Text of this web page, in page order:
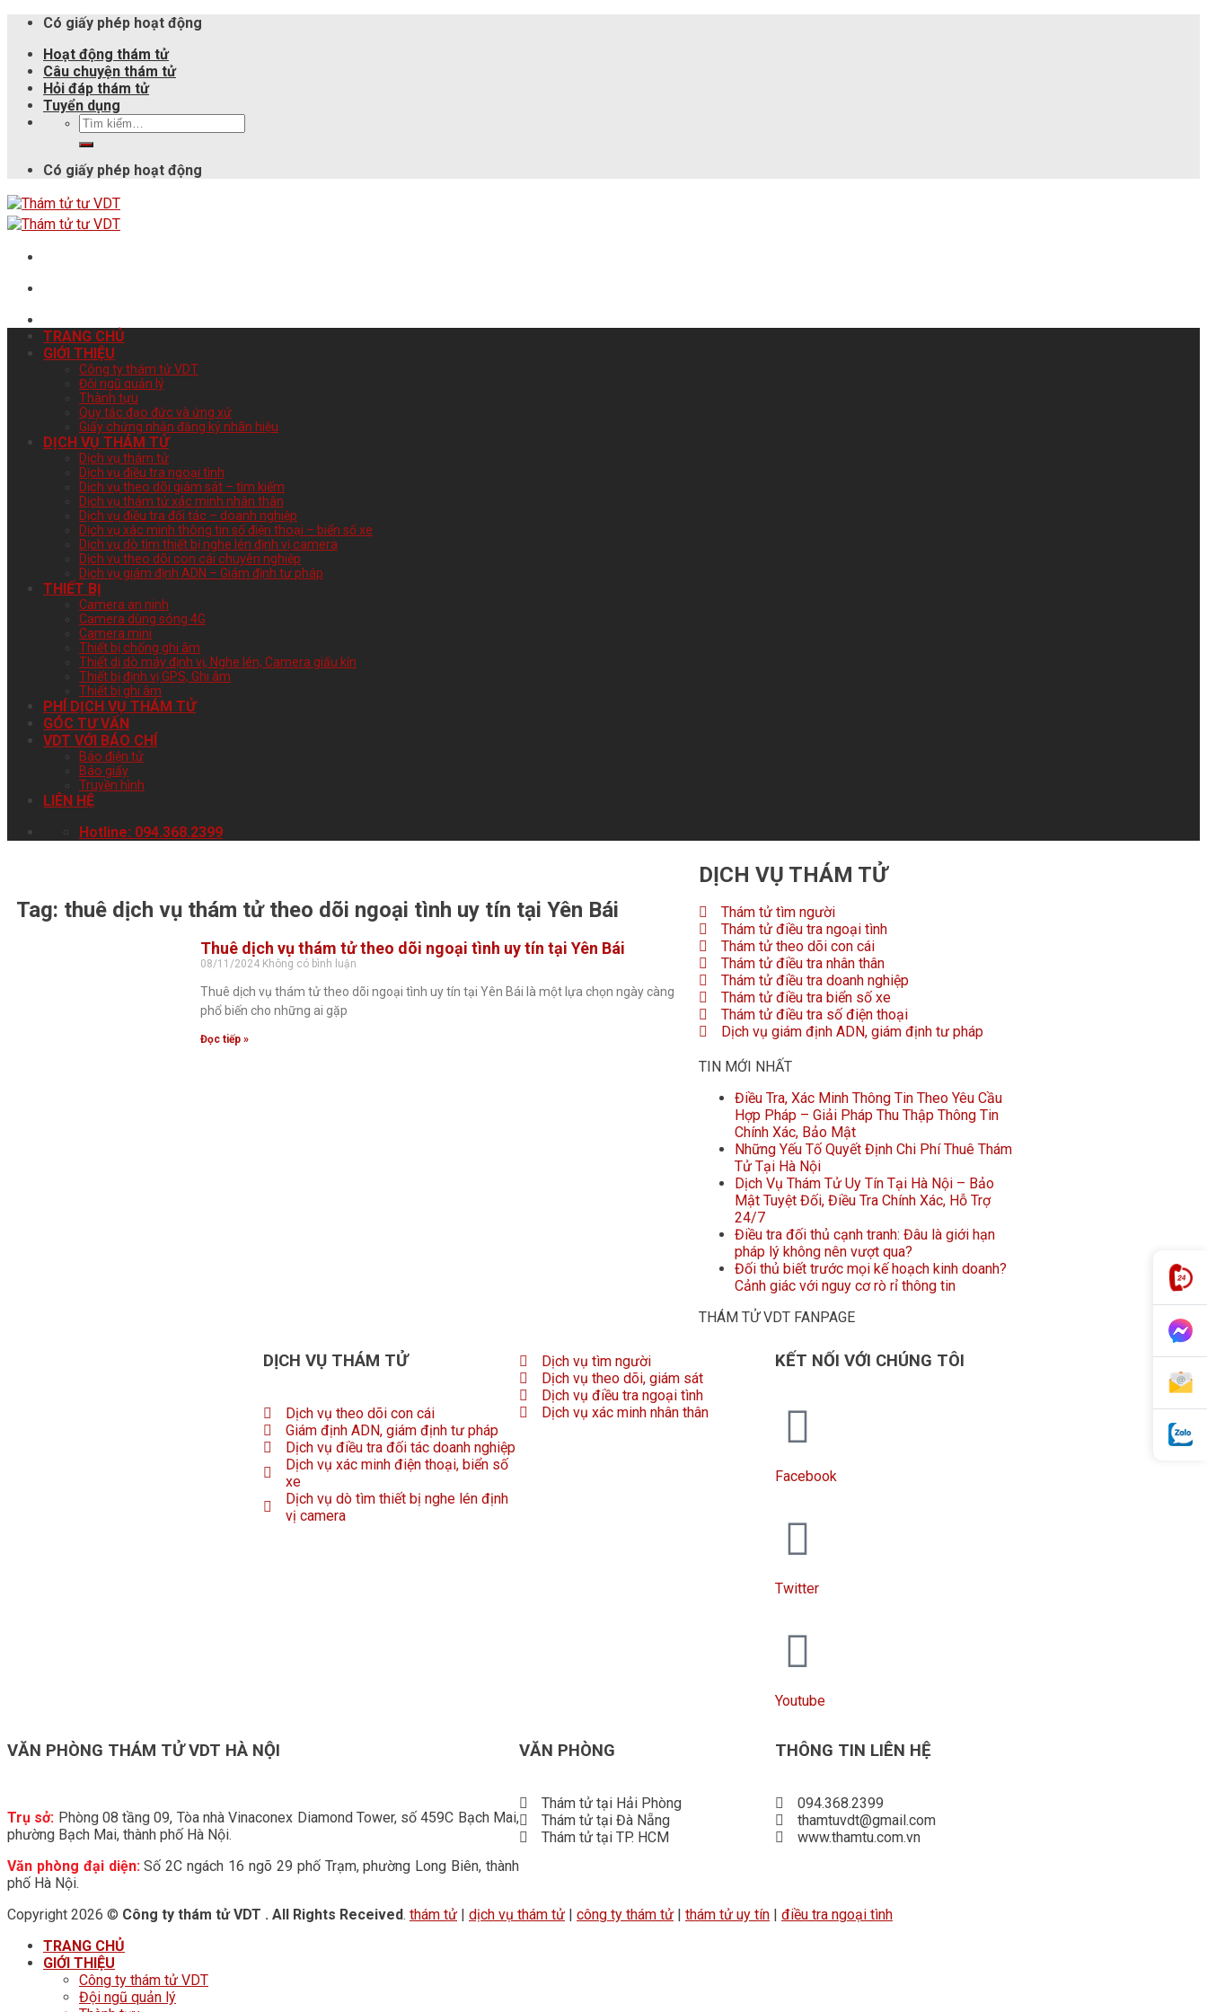
Có giấy phép hoạt động
Hoạt động thám tử
Câu chuyện thám tử
Hỏi đáp thám tử
Tuyển dụng
Có giấy phép hoạt động
TRANG CHỦ
GIỚI THIỆU
Công ty thám tử VDT
Đội ngũ quản lý
Thành tựu
Quy tắc đạo đức và ứng xử
Giấy chứng nhận đăng ký nhãn hiệu
DỊCH VỤ THÁM TỬ
Dịch vụ thám tử
Dịch vụ điều tra ngoại tình
Dịch vụ theo dõi giám sát – tìm kiếm
Dịch vụ thám tử xác minh nhân thân
Dịch vụ điều tra đối tác – doanh nghiệp
Dịch vụ xác minh thông tin số điện thoại – biển số xe
Dịch vụ dò tìm thiết bị nghe lén định vị camera
Dịch vụ theo dõi con cái chuyên nghiệp
Dịch vụ giám định ADN – Giám định tư pháp
THIẾT BỊ
Camera an ninh
Camera dùng sóng 4G
Camera mini
Thiết bị chống ghi âm
Thiết dị dò máy định vị, Nghe lén, Camera giấu kín
Thiết bị định vị GPS, Ghi âm
Thiết bị ghi âm
PHÍ DỊCH VỤ THÁM TỬ
GÓC TƯ VẤN
VDT VỚI BÁO CHÍ
Báo điện tử
Báo giấy
Truyền hình
LIÊN HỆ
Hotline: 094.368.2399
Tag: thuê dịch vụ thám tử theo dõi ngoại tình uy tín tại Yên Bái
Thuê dịch vụ thám tử theo dõi ngoại tình uy tín tại Yên Bái
08/11/2024 Không có bình luận
Thuê dịch vụ thám tử theo dõi ngoại tình uy tín tại Yên Bái là một lựa chọn ngày càng
phổ biến cho những ai gặp
Đọc tiếp »
DỊCH VỤ THÁM TỬ
Thám tử tìm người
Thám tử điều tra ngoại tình
Thám tử theo dõi con cái
Thám tử điều tra nhân thân
Thám tử điều tra doanh nghiệp
Thám tử điều tra biển số xe
Thám tử điều tra số điện thoại
Dịch vụ giám định ADN, giám định tư pháp
TIN MỚI NHẤT
Điều Tra, Xác Minh Thông Tin Theo Yêu Cầu
Hợp Pháp – Giải Pháp Thu Thập Thông Tin
Chính Xác, Bảo Mật
Những Yếu Tố Quyết Định Chi Phí Thuê Thám
Tử Tại Hà Nội
Dịch Vụ Thám Tử Uy Tín Tại Hà Nội – Bảo
Mật Tuyệt Đối, Điều Tra Chính Xác, Hỗ Trợ
24/7
Điều tra đối thủ cạnh tranh: Đâu là giới hạn
pháp lý không nên vượt qua?
Đối thủ biết trước mọi kế hoạch kinh doanh?
Cảnh giác với nguy cơ rò rỉ thông tin
THÁM TỬ VDT FANPAGE
DỊCH VỤ THÁM TỬ
Dịch vụ theo dõi con cái
Giám định ADN, giám định tư pháp
Dịch vụ điều tra đối tác doanh nghiệp
Dịch vụ xác minh điện thoại, biển số
xe
Dịch vụ dò tìm thiết bị nghe lén định
vị camera
Dịch vụ tìm người
Dịch vụ theo dõi, giám sát
Dịch vụ điều tra ngoại tình
Dịch vụ xác minh nhân thân
KẾT NỐI VỚI CHÚNG TÔI
Facebook
Twitter
Youtube
VĂN PHÒNG THÁM TỬ VDT HÀ NỘI
Trụ sở: Phòng 08 tầng 09, Tòa nhà Vinaconex Diamond Tower, số 459C Bạch Mai,
phường Bạch Mai, thành phố Hà Nội.
Văn phòng đại diện:Số 2C ngách 16 ngõ 29 phố Trạm, phường Long Biên, thành
phố Hà Nội.
VĂN PHÒNG
Thám tử tại Hải Phòng
Thám tử tại Đà Nẵng
Thám tử tại TP. HCM
THÔNG TIN LIÊN HỆ
094.368.2399
thamtuvdt@gmail.com
www.thamtu.com.vn
Copyright 2026 © Công ty thám tử VDT . All Rights Received. thám tử | dịch vụ thám tử | công ty thám tử | thám tử uy tín | điều tra ngoại tình
TRANG CHỦ
GIỚI THIỆU
Công ty thám tử VDT
Đội ngũ quản lý